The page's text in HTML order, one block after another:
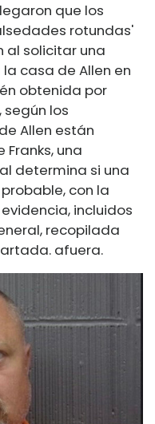
que los
rotundas'
al solicitar una
casa de Allen en
obtenida por
según los
Allen están
una
determina si una
con la
incluidos
recopilada
afuera.